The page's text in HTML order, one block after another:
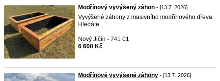
Modřínový vyvýšený záhon - [13.7. 2026]
Vyvýšené záhony z masivního modřínového dřeva.
Hledáte ...
Nový Jičín - 741 01
6 600 Kč
Modřínové vyvýšené záhony - [13.7. 2026]